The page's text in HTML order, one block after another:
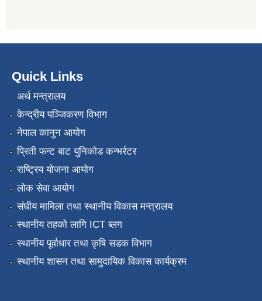
Quick Links
अर्थ मन्त्रालय
केन्द्रीय पञ्जिकरण विभाग
नेपाल कानुन आयोग
प्रिती फन्ट बाट युनिकोड कन्भर्रटर
राष्ट्रिय योजना आयोग
लोक सेवा आयोग
संघीय मामिला तथा स्थानीय विकास मन्त्रालय
स्थानीय तहको लागि ICT ब्लग
स्थानीय पूर्वाधार तथा कृषि सडक विभाग
स्थानीय शासन तथा सामुदायिक विकास कार्यक्रम